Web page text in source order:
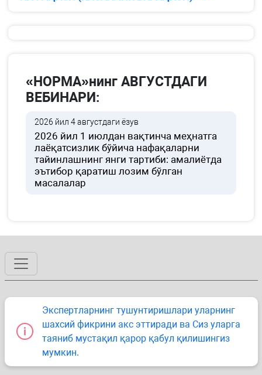
«НОРМА»нинг АВГУСТДАГИ
ВЕБИНАРИ:
2026 йил 4 августдаги ёзув
2026 йил 1 июлдан вақтинча меҳнатга
лаёқатсизлик бўйича нафақаларни
тайинлашнинг янги тартиби: амалиётда
эътибор қаратиш лозим бўлган
масалалар
Экспертларнинг тушунтиришлари уларнинг
шахсий фикрини акс эттиради ва Сиз уларга
таяниб мустақил қарор қабул қилишингиз
мумкин.